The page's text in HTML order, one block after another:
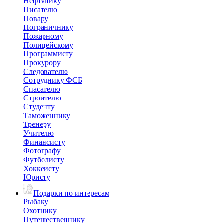
Писателю
Повару
Пограничнику
Пожарному
Полицейскому
Программисту
Прокурору
Следователю
Сотруднику ФСБ
Спасателю
Строителю
Студенту
Таможеннику
Тренеру
Учителю
Финансисту
Фотографу
Футболисту
Хоккеисту
Юристу
Подарки по интересам
Рыбаку
Охотнику
Путешественнику